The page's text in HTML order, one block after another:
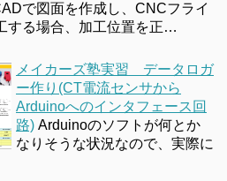
で図面を作成し、CNCフライ
する場合、加工位置を正…
メイカーズ塾実習 データロガ
ー作り(CT電流センサから
Arduinoへのインタフェース回
路) Arduinoのソフトが何とか
なりそうな状況なので、実際に